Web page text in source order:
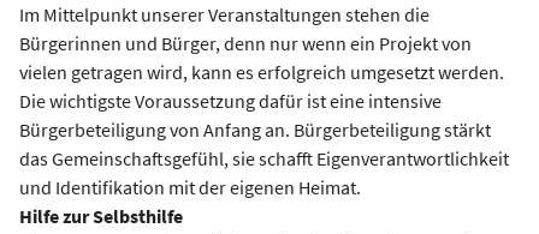
Im Mittelpunkt unserer Veranstaltungen stehen die
Bürgerinnen und Bürger, denn nur wenn ein Projekt von
vielen getragen wird, kann es erfolgreich umgesetzt werden.
Die wichtigste Voraussetzung dafür ist eine intensive
Bürgerbeteiligung von Anfang an. Bürgerbeteiligung stärkt
das Gemeinschaftsgefühl, sie schafft Eigenverantwortlichkeit
und Identifikation mit der eigenen Heimat.
Hilfe zur Selbsthilfe